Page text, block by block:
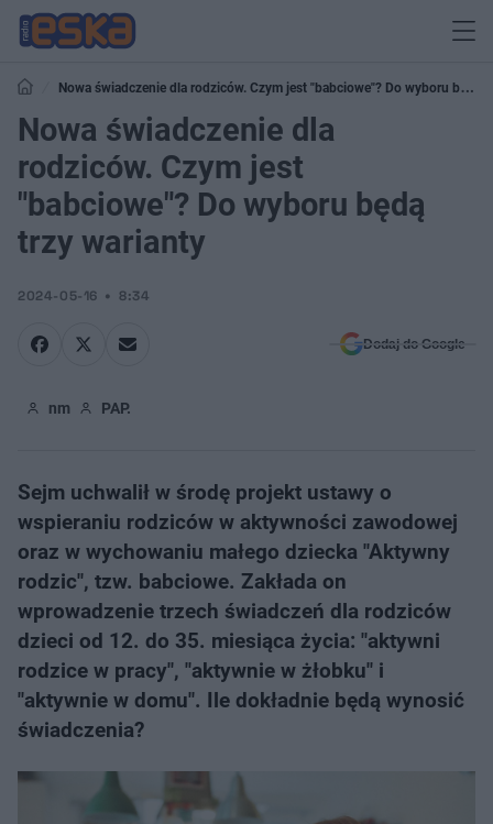
Nowa świadczenie dla rodziców. Czym jest "babciowe"? Do wyboru będą
trzy warianty
Nowa świadczenie dla
rodziców. Czym jest
"babciowe"? Do wyboru będą
trzy warianty
2024-05-16 8:34
Dodaj do Google
nm PAP.
Sejm uchwalił w środę projekt ustawy o
wspieraniu rodziców w aktywności zawodowej
oraz w wychowaniu małego dziecka "Aktywny
rodzic", tzw. babciowe. Zakłada on
wprowadzenie trzech świadczeń dla rodziców
dzieci od 12. do 35. miesiąca życia: "aktywni
rodzice w pracy", "aktywnie w żłobku" i
"aktywnie w domu". Ile dokładnie będą wynosić
świadczenia?